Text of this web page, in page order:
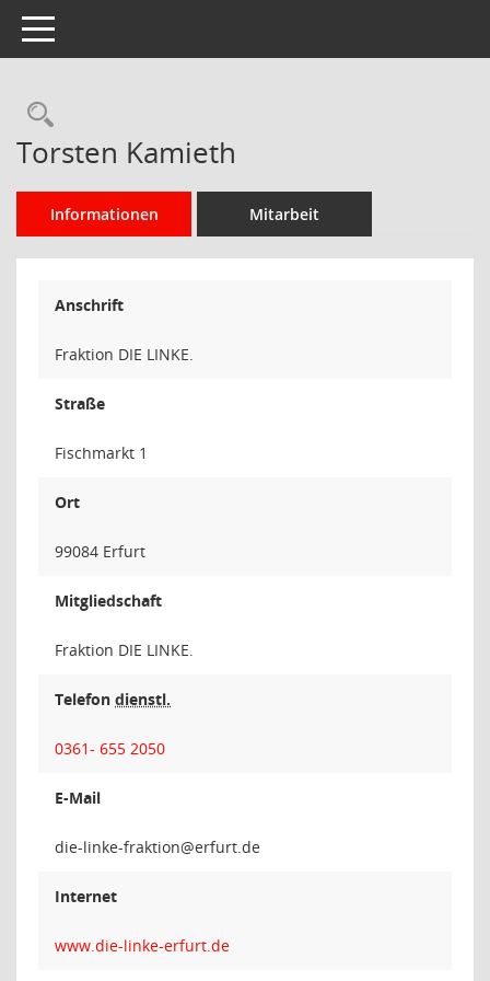
Toggle navigation
Rechercheauswahl
Torsten Kamieth
Informationen Mitarbeit
Anschrift
Fraktion DIE LINKE.
Straße
Fischmarkt 1
Ort
99084 Erfurt
Mitgliedschaft
Fraktion DIE LINKE.
Telefon dienstl.
0361- 655 2050
E-Mail
noitkarf-
Internet
www.die-linke-erfurt.de